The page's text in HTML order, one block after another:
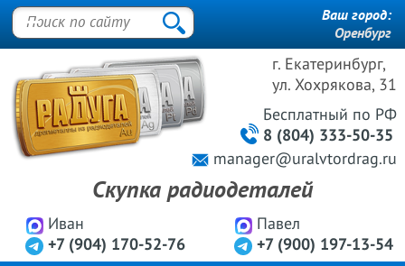
г. Екатеринбург,
ул. Хохрякова, 31
Иван
+7 (904) 170-52-76
Павел
+7 (900) 197-13-54
Бесплатный по РФ
8 (804) 333-50-35
manager@uralvtordrag.ru
Скупка радиодеталей
Ваш город:
Оренбург